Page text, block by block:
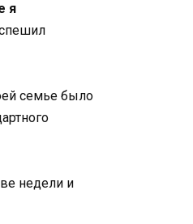
я
семье было
недели и